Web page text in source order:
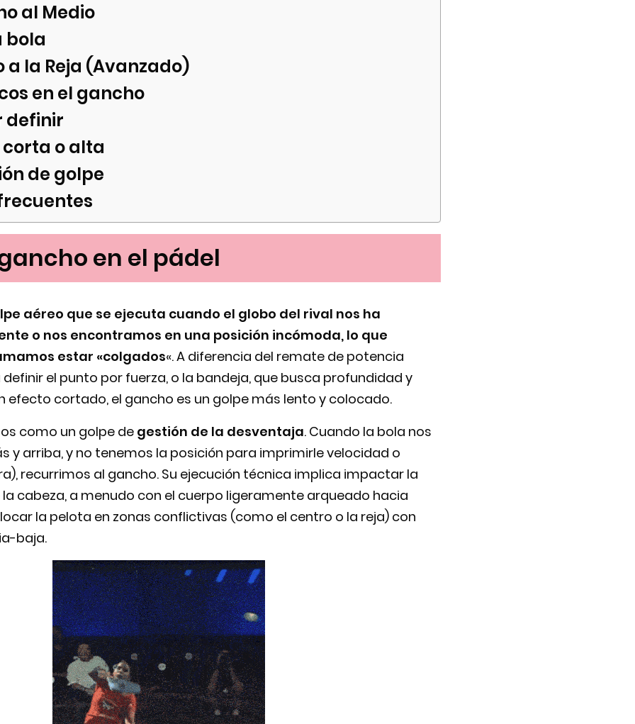
al Medio
bola
a la Reja (Avanzado)
en el gancho
definir
o alta
de golpe
en el pádel
aéreo que se ejecuta cuando el globo del rival nos ha
o nos encontramos en una posición incómoda, lo que
estar «colgados«. A diferencia del remate de potencia
definir el punto por fuerza, o la bandeja, que busca profundidad y
efecto cortado, el gancho es un golpe más lento y colocado.
como un golpe de gestión de la desventaja. Cuando la bola nos
y arriba, y no tenemos la posición para imprimirle velocidad o
recurrimos al gancho. Su ejecución técnica implica impactar la
cabeza, a menudo con el cuerpo ligeramente arqueado hacia
la pelota en zonas conflictivas (como el centro o la reja) con
baja.